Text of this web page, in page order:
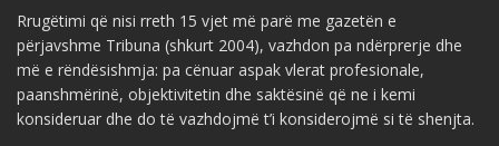
Rrugëtimi që nisi rreth 15 vjet më parë me gazetën e
përjavshme Tribuna (shkurt 2004), vazhdon pa ndërprerje dhe
më e rëndësishmja: pa cënuar aspak vlerat profesionale,
paanshmërinë, objektivitetin dhe saktësinë që ne i kemi
konsideruar dhe do të vazhdojmë t’i konsiderojmë si të shenjta.